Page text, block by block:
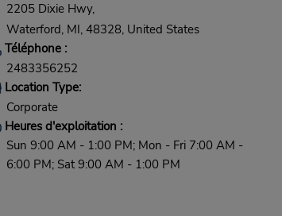
2205 Dixie Hwy,
Waterford, MI, 48328, United States
Téléphone :
2483356252
Location Type:
Corporate
Heures d'exploitation :
Sun 9:00 AM - 1:00 PM; Mon - Fri 7:00 AM -
6:00 PM; Sat 9:00 AM - 1:00 PM